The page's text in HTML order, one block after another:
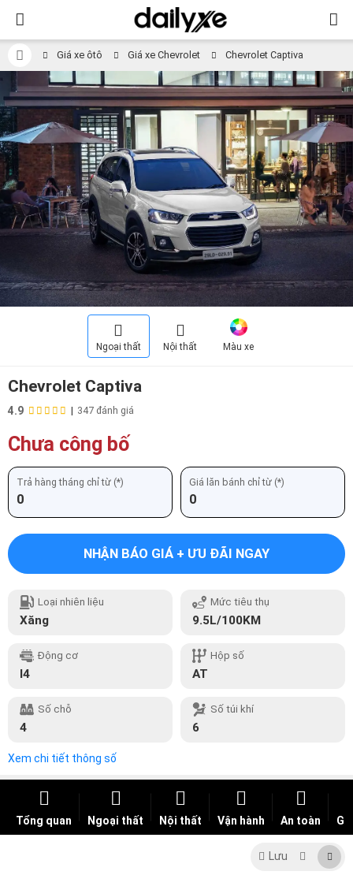
Giá xe ôtô Giá xe Chevrolet Chevrolet Captiva
Ngoại thất Nội thất Màu xe
Chevrolet Captiva
4.9 | 347 đánh giá
Chưa công bố
Trả hàng tháng chỉ từ (*)
0
Giá lăn bánh chỉ từ (*)
0
NHẬN BÁO GIÁ + ƯU ĐÃI NGAY
Loại nhiên liệu
Xăng
Mức tiêu thụ
9.5L/100KM
Động cơ
I4
Hộp số
AT
Số chỗ
4
Số túi khí
6
Xem chi tiết thông số
Tổng quan Ngoại thất Nội thất Vận hành An toàn
Lưu